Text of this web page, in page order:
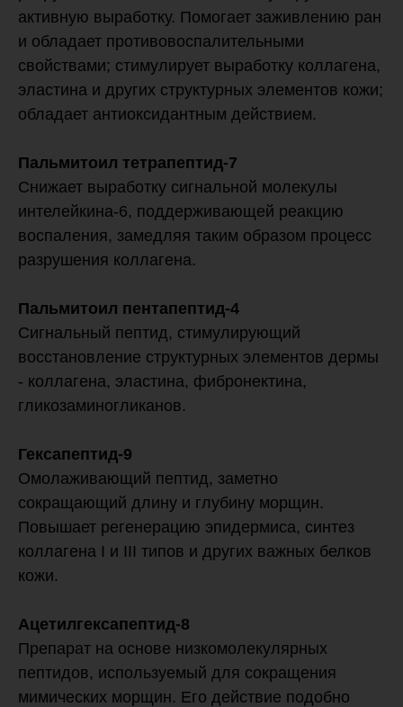
активную выработку. Помогает заживлению ран
и обладает противовоспалительными
свойствами; стимулирует выработку коллагена,
эластина и других структурных элементов кожи;
обладает антиоксидантным действием.
Пальмитоил тетрапептид-7
Снижает выработку сигнальной молекулы
интелейкина-6, поддерживающей реакцию
воспаления, замедляя таким образом процесс
разрушения коллагена.
Пальмитоил пентапептид-4
Сигнальный пептид, стимулирующий
восстановление структурных элементов дермы
- коллагена, эластина, фибронектина,
гликозаминогликанов.
Гексапептид-9
Омолаживающий пептид, заметно
сокращающий длину и глубину морщин.
Повышает регенерацию эпидермиса, синтез
коллагена I и III типов и других важных белков
кожи.
Ацетилгексапептид-8
Препарат на основе низкомолекулярных
пептидов, используемый для сокращения
мимических морщин. Его действие подобно